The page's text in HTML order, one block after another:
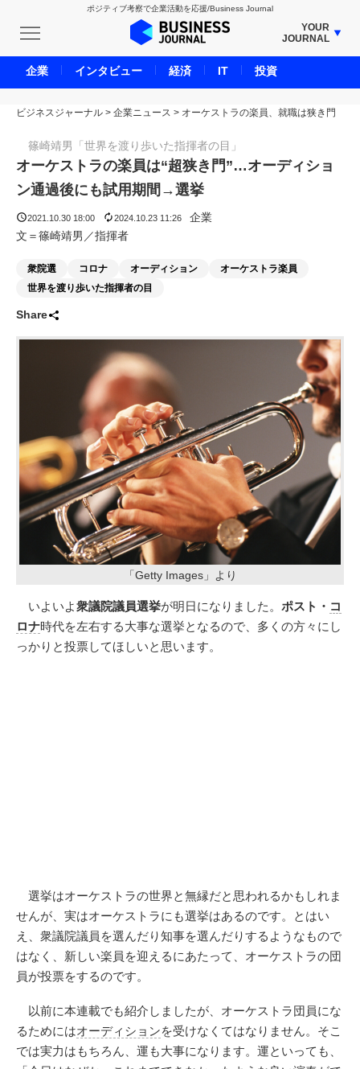
ポジティブ考察で企業活動を応援/Business Journal
YOUR
JOURNAL
BUSINESS JOURNAL
UNICORN JOURNAL
CARBON CREDITS JOURNAL
IVS JOURNAL
ENERGY MANAGEMENT JOURNAL
INBOUND JOURNAL
LIFE ENDING JOURNAL
AI JOURNAL
SMART MARKETING JOURNAL
ビジネスジャーナル > 企業ニュース > オーケストラの楽員、就職は狭き門
篠崎靖男「世界を渡り歩いた指揮者の目」
オーケストラの楽員は“超狭き門”…オーディショ
ン通過後にも試用期間→選挙
2021.10.30 18:00 2024.10.23 11:26
企業
文＝篠崎靖男／指揮者
衆院選 コロナ オーディション
オーケストラ楽員
世界を渡り歩いた指揮者の目
Share
「Getty Images」より
いよいよ衆議院議員選挙が明日になりました。 ポスト・ コ
ロナ時代を左右する大事な選挙となるので、多くの方々にし
っかりと投票してほしいと思います。
選挙はオーケストラの世界と無縁だと思われるかもしれま
せんが、実はオーケストラにも選挙はあるのです。とはい
え、衆議院議員を選んだり知事を選んだりするようなもので
はなく、新しい楽員を迎えるにあたって、オーケストラの団
員が投票をするのです。
以前に本連載でも紹介しましたが、オーケストラ団員にな
るためにはオーディションを受けなくてはなりません。そこ
では実力はもちろん、運も大事になります。運といっても、
企業 インタビュー 経済 IT 投資